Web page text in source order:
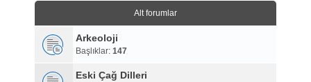
Alt forumlar
Arkeoloji
Başlıklar: 147
Eski Çağ Dilleri